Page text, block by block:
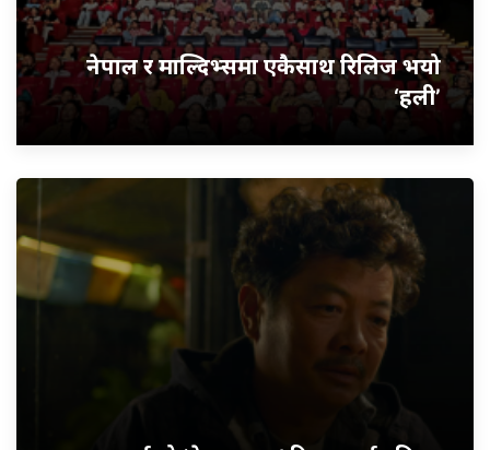
नेपाल र माल्दिभ्समा एकैसाथ रिलिज भयो
‘हली’